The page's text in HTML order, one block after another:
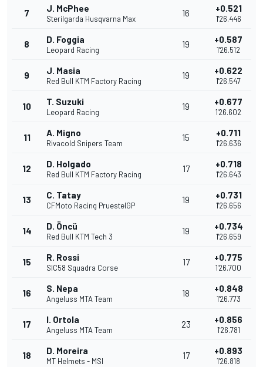
7 J. McPhee
Sterilgarda Husqvarna Max
16 +0.521
1'26.446
8 D. Foggia
Leopard Racing
19 +0.587
1'26.512
9 J. Masia
Red Bull KTM Factory Racing
19 +0.622
1'26.547
10 T. Suzuki
Leopard Racing
19 +0.677
1'26.602
11 A. Migno
Rivacold Snipers Team
15 +0.711
1'26.636
12 D. Holgado
Red Bull KTM Factory Racing
17 +0.718
1'26.643
13 C. Tatay
CFMoto Racing PruestelGP
19 +0.731
1'26.656
14 D. Öncü
Red Bull KTM Tech 3
19 +0.734
1'26.659
15 R. Rossi
SIC58 Squadra Corse
17 +0.775
1'26.700
16 S. Nepa
Angeluss MTA Team
18 +0.848
1'26.773
17 I. Ortola
Angeluss MTA Team
23 +0.856
1'26.781
18 D. Moreira
MT Helmets - MSI
17 +0.893
1'26.818